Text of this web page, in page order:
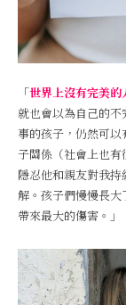
「世界上沒有完美
就也會以為自己的
事的孩子，仍然可
子關係（社會上也
隱忍他和親友對我
解。孩子們慢慢長
帶來最大的傷害。」